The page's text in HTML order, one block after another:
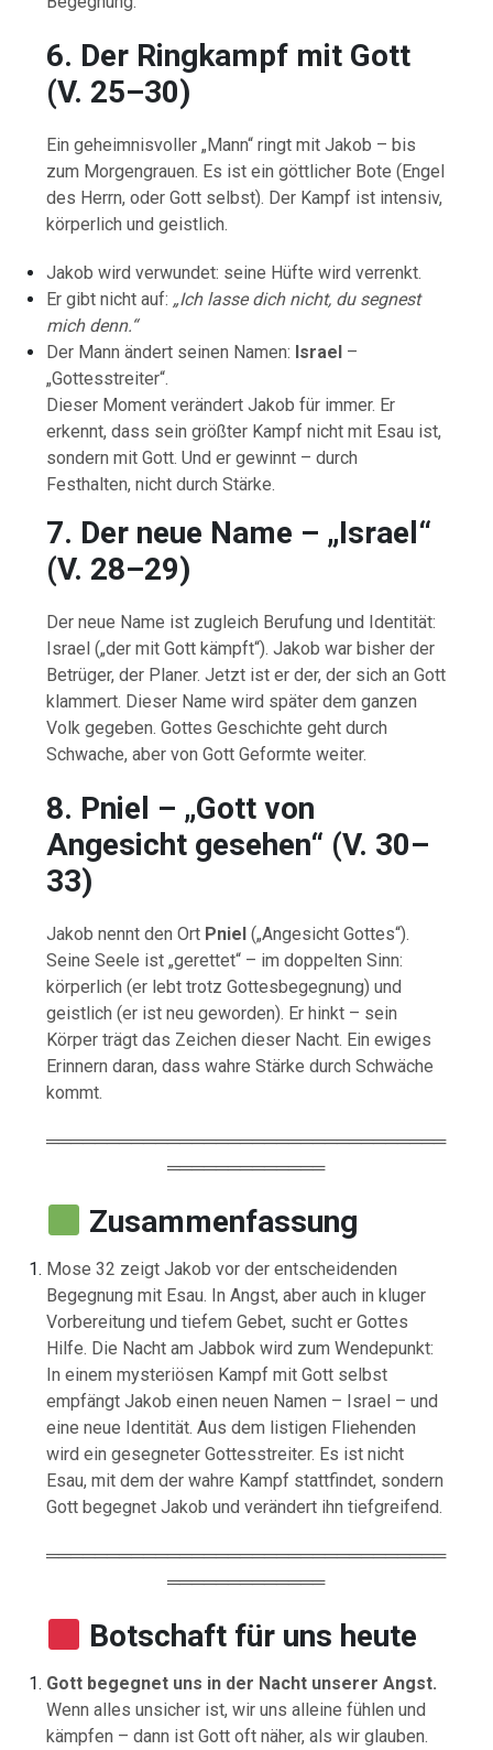
6. Der Ringkampf mit Gott
(V. 25–30)
Eingeheimnisvoller „Mann“ringtmitJakob –bis
zum Morgengrauen. Es isteingöttlicher Bote (Engel
des Herrn,oderGott selbst). Der Kampf ist intensiv,
körperlichundgeistlich.
Jakobwirdverwundet: seine Hüftewirdverrenkt.
Ergibtnichtauf: „Ich lassedich nicht, du segnest
mich denn.“
Der Mannändert seinen Namen: Israel –
„Gottesstreiter“.
Dieser MomentverändertJakobfür immer. Er
erkennt,dass seingrößter Kampfnichtmit Esau ist,
sondernmitGott.Undergewinnt –durch
Festhalten,nichtdurchStärke.
7. Der neue Name – „Israel“
(V. 28–29)
Derneue Name ist zugleich Berufungund Identität:
Israel („dermitGottkämpft“).Jakobwarbisherder
Betrüger,der Planer.Jetzt isterder,der sichanGott
klammert. Dieser Namewird späterdemganzen
Volkgegeben.GottesGeschichtegehtdurch
Schwache,abervonGottGeformteweiter.
8. Pniel – „Gottvon
Angesicht gesehen“ (V. 30–
33)
JakobnenntdenOrt Pniel („AngesichtGottes“).
SeineSeele ist „gerettet“ – imdoppeltenSinn:
körperlich (er lebttrotzGottesbegegnung)und
geistlich (er istneugeworden). Erhinkt – sein
Körperträgtdas Zeichendieser Nacht. Einewiges
Erinnerndaran,dasswahreStärkedurchSchwäche
kommt.
═════════════════════════════════
═════════════
Zusammenfassung
Mose32 zeigtJakobvorderentscheidenden
Begegnungmit Esau. InAngst,aberauch inkluger
VorbereitungundtiefemGebet, suchterGottes
Hilfe. Die NachtamJabbokwird zumWendepunkt:
Ineinemmysteriösen KampfmitGott selbst
empfängtJakobeinenneuen Namen – Israel –und
eineneue Identität.Ausdem listigen Fliehenden
wirdeingesegneterGottesstreiter. Es istnicht
Esau,mitdemderwahre Kampf stattfindet, sondern
GottbegegnetJakobundverändert ihntiefgreifend.
═════════════════════════════════
═════════════
Botschaft für uns heute
Gott begegnet uns in der Nacht unsererAngst.
Wennallesunsicher ist,wirunsalleinefühlenund
kämpfen –dann istGottoftnäher,alswirglauben.